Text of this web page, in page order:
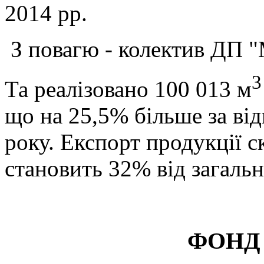
2014 рр.
З повагю - колектив ДП
Та реалізовано 100 013 м3
що на 25,5% більше за
року. Експорт продукції
становить 32% від
ФОНД